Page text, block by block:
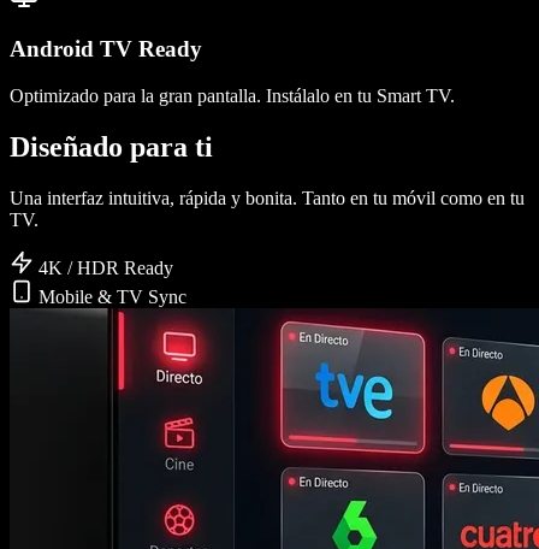
Android TV Ready
Optimizado para la gran pantalla. Instálalo en tu Smart TV.
Diseñado para ti
Una interfaz intuitiva, rápida y bonita. Tanto en tu móvil como en tu
TV.
4K / HDR Ready
Mobile & TV Sync